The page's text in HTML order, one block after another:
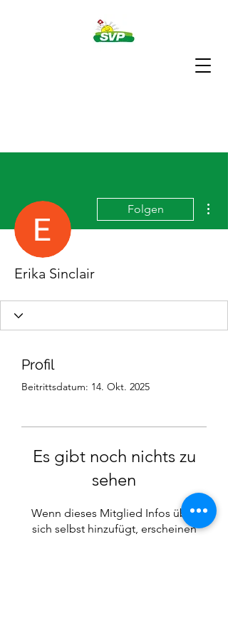
Folgen
Erika Sinclair
Profil
Beitrittsdatum: 14. Okt. 2025
Es gibt noch nichts zu
sehen
Wenn dieses Mitglied Infos über
sich selbst hinzufügt, erscheinen